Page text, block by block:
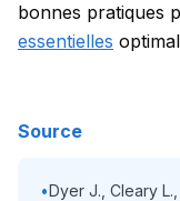
bonnes pratiques
essentielles
Source
•Dyer J., Cleary